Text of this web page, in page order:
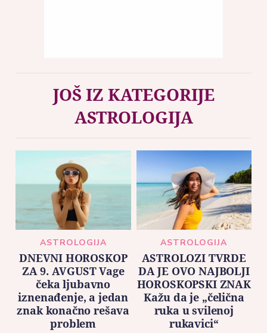
JOŠ IZ KATEGORIJE
ASTROLOGIJA
ASTROLOGIJA
DNEVNI HOROSKOP
ZA 9. AVGUST Vage
čeka ljubavno
iznenađenje, a jedan
znak konačno rešava
problem
ASTROLOGIJA
ASTROLOZI TVRDE
DA JE OVO NAJBOLJI
HOROSKOPSKI ZNAK
Kažu da je „čelična
ruka u svilenoj
rukavici“